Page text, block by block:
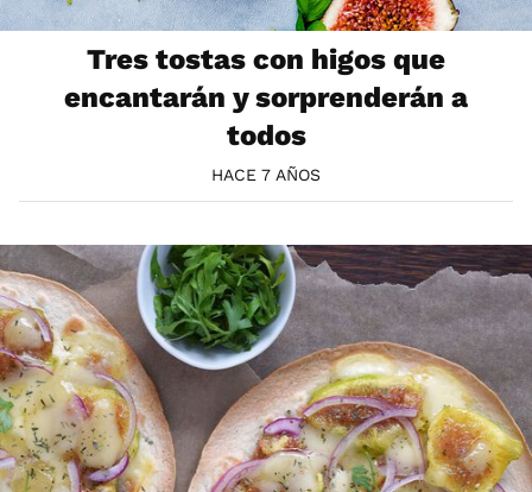
Tres tostas con higos que
encantarán y sorprenderán a
todos
HACE 7 AÑOS